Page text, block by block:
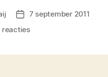
Berichtdatum
7 september 2011
reactiesop